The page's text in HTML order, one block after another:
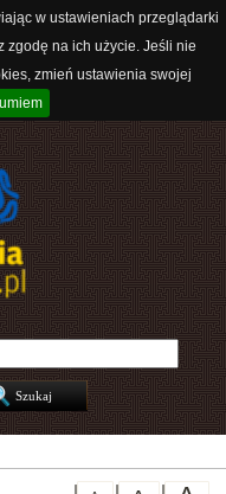
w ustawieniach przeglądarki
zgodę na ich użycie. Jeśli nie
zmień ustawienia swojej